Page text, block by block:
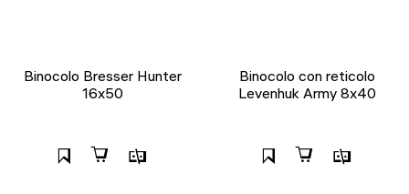
Binocolo Bresser Hunter
16x50
Binocolo con reticolo
Levenhuk Army 8x40